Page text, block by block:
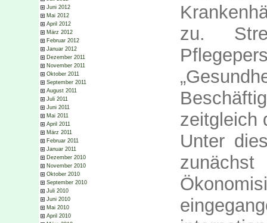
Juni 2012
Mai 2012
April 2012
März 2012
Februar 2012
Januar 2012
Dezember 2011
November 2011
Oktober 2011
September 2011
August 2011
Juli 2011
Juni 2011
Mai 2011
April 2011
März 2011
Februar 2011
Januar 2011
Dezember 2010
November 2010
Oktober 2010
September 2010
Juli 2010
Juni 2010
Mai 2010
April 2010
zu.
zeitgleich
Unter